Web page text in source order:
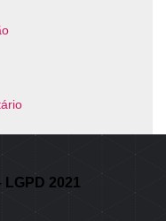
2021